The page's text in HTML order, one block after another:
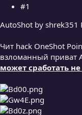
#1
AutoShot by
Чит hack OneShot
взломанный приват
может сработать не